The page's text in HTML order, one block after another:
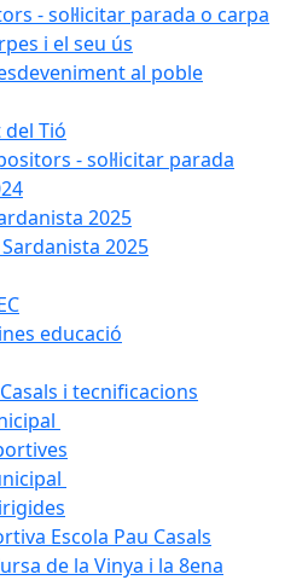
- sol·licitar parada o carpa
i el seu ús
al poble
Tió
- sol·licitar parada
2025
Sardanista 2025
educació
i tecnificacions
Escola Pau Casals
de la Vinya i la 8ena